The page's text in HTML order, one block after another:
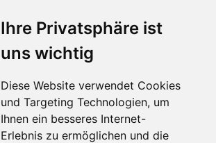
Ihre Privatsphäre ist
uns wichtig
Diese Website verwendet Cookies
und Targeting Technologien, um
Ihnen ein besseres Internet-
Erlebnis zu ermöglichen und die